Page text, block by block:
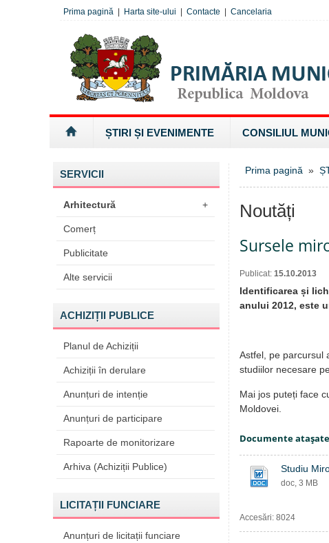
Prima pagină Harta site-ului Contacte Cancelaria
ȘTIRI ȘI EVENIMENTE CONSILIUL
SERVICII
Arhitectură +
Comerț
Publicitate
Alte servicii
ACHIZIȚII PUBLICE
Planul de Achiziții
Achiziții în derulare
Anunțuri de intenție
Anunțuri de participare
Rapoarte de monitorizare
Arhiva (Achiziții Publice)
LICITAȚII FUNCIARE
Anunțuri de licitații funciare
Prima pagină »
Noutăți
Sursele
Publicat: 15.10.2013
Identificarea și
anului 2012, este
Astfel, pe parcursul
studiilor necesare
Mai jos puteți face
Moldovei.
Documente ataşate
Studiu
doc, 3 MB
Accesări: 8024